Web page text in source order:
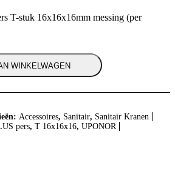
T-stuk 16x16x16mm messing (per
WINKELWAGEN
Accessoires, Sanitair, Sanitair Kranen
pers, T 16x16x16, UPONOR